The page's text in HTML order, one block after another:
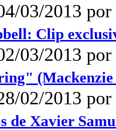
03/2013
Clip
03/2013
(Mackenzie
02/2013
de Xavier